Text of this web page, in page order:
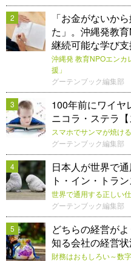
2
「お金がないか
た」。沖縄発教
継続可能な学び
沖縄発 教育NPOエンカ
援」
グーテンブック編集部
3
100年前にワイヤ
ニコラ・ステラ
スマホでサンマが焼け
グーテンブック編集部
4
日本人が世界で
ト・イン・トラ
世界で通用する正しい
グーテンブック編集部
5
どちらの経営が
知る会社の経営状
財務はおもしろい～数